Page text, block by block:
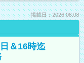
掲載日：2026.08.08
＆16時迄